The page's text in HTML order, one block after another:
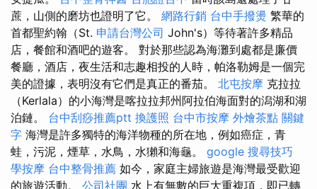
蔗，山側的磨坊也證明了它。 網路行銷 台中手撥燙 繁華的
首都聖約翰（St. 申請台灣公司 John's）等待著許多精品
店，餐館和酒吧的遊客。 對於那些認為海灘到處都是廉價
餐廳，酒店，夜生活和志趣相投的人時，帕洛勒姆是一個完
美的證據，表明沒有它們是真正的番茄。 北屯按摩 克拉拉
（Kerlala）的小海灣是喀拉拉邦州阿拉伯海面對的潟湖和湖
泊鏈。 台中刮痧推薦ptt 換護照 台中市按摩 外燴茶點 關鍵
字 海灣是許多獨特的海洋物種的所在地，例如癌症，青
蛙，污泥，煙草，水鳥，水獺和海龜。 google 搜尋技巧
學按摩 台中整骨推薦 如今，家庭主婦旅遊是海灣最受歡迎
的旅遊活動。 公司社團 水上有無數的巨大重複項，即已轉